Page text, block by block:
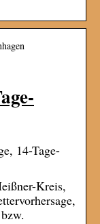
14-Tage-
Kreis,